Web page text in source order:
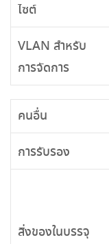
ไซต์
VLAN สำหรับ
การจัดการ
คนอื่น
การรับรอง
สิ่งของในบรรจุ